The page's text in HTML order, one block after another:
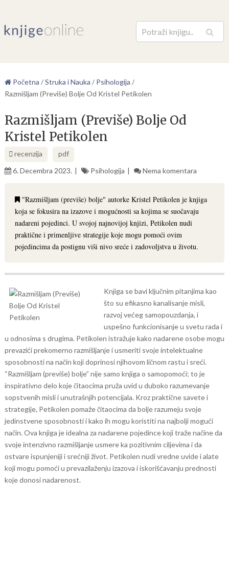
Pretraga
Početna /Struka i Nauka / Psihologija /
Razmišljam (Previše) Bolje Od Kristel Petikolen
Razmišljam (Previše) Bolje Od
Kristel Petikolen
recenzija
pdf
6. Decembra 2023.
Psihologija Nema komentara
"Razmišljam (previše) bolje" autorke Kristel Petikolen je knjiga
koja se fokusira na izazove i mogućnosti sa kojima se suočavaju
nadareni pojedinci. U svojoj najnovijoj knjizi, Petikolen nudi
praktične i primenljive strategije koje mogu pomoći ovim
pojedincima da postignu viši nivo sreće i zadovoljstva u životu.
Knjiga se bavi ključnim pitanjima kao
što su efikasno kanalisanje misli,
razvoj većeg samopouzdanja, i
uspešno funkcionisanje u svetu rada i
u odnosima s drugima. Petikolen istražuje kako nadarene osobe mogu
prevazići prekomerno razmišljanje i usmeriti svoje intelektualne
sposobnosti na način koji doprinosi njihovom ličnom rastu i sreći.
“Razmišljam (previše) bolje” nije samo knjiga o samopomoći; to je
inspirativno delo koje čitaocima pruža uvid u duboko razumevanje
sopstvenih misli i unutrašnjih potencijala. Kroz praktične savete i
strategije, Petikolen pomaže čitaocima da bolje razumeju svoje
jedinstvene sposobnosti i kako ih mogu koristiti na najbolji mogući
način. Ova knjiga je idealna za nadarene pojedince koji traže načine da
svoje intenzivno razmišljanje usmere ka pozitivnim ciljevima i da
ostvare ispunjeniji i srećniji život. Petikolen nudi vredne uvide i alate
koji mogu pomoći u prevazilaženju izazova i iskorišćavanju prednosti
koje donosi nadarenost.